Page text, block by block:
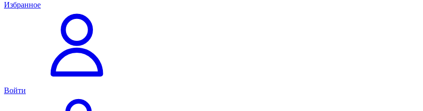
Избранное
Войти